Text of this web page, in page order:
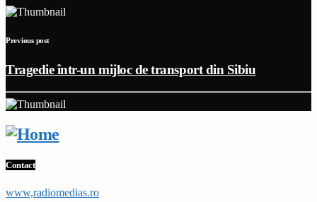
Previous post
Tragedie într-un mijloc de transport din Sibiu
Contact
www,radiomedias.ro